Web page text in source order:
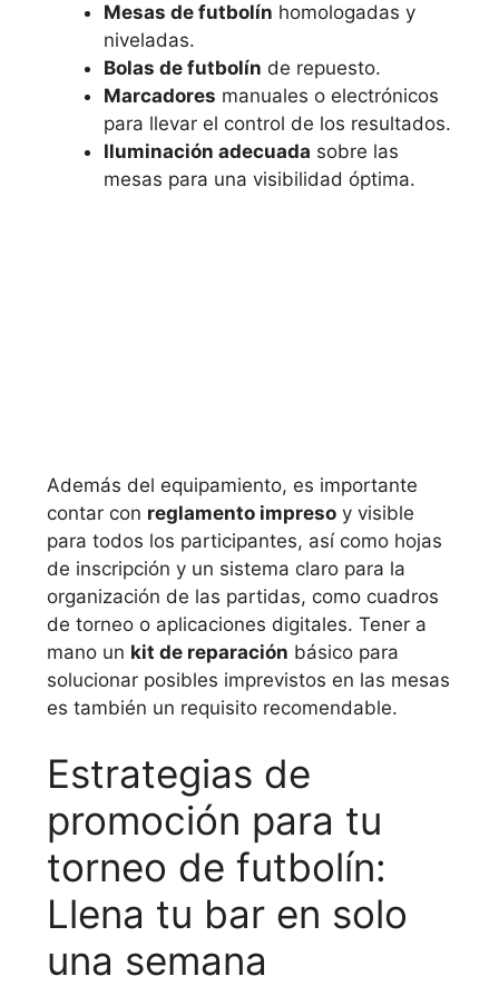
Mesas de futbolín homologadas y
niveladas.
Bolas de futbolín de repuesto.
Marcadores manuales o electrónicos
para llevar el control de los resultados.
Iluminación adecuada sobre las
mesas para una visibilidad óptima.
Además del equipamiento, es importante
contar con reglamento impreso y visible
para todos los participantes, así como hojas
de inscripción y un sistema claro para la
organización de las partidas, como cuadros
de torneo o aplicaciones digitales. Tener a
mano un kit de reparación básico para
solucionar posibles imprevistos en las mesas
es también un requisito recomendable.
Estrategias de
promoción para tu
torneo de futbolín:
Llena tu bar en solo
una semana